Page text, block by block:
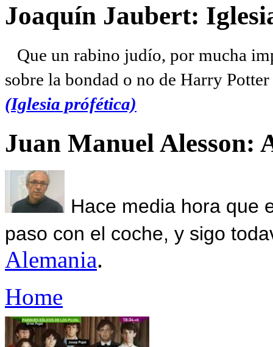
Joaquín Jaubert:
Que un rabino judío, por mucha
sobre la bondad o no de Harry
(Iglesia prófética)
Juan Manuel Alesson:
Hace media hora que
paso con el coche, y sigo
Alemania.
Home